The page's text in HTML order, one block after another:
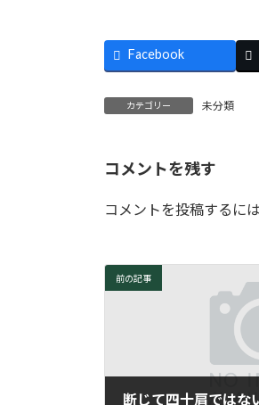
Facebook
カテゴリー 未分類
コメントを残す
コメントを投稿するには
前の記事
断じて四十肩ではな